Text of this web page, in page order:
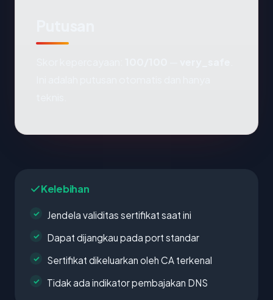
Kelebihan
Jendela validitas sertifikat saat ini
Dapat dijangkau pada port standar
Sertifikat dikeluarkan oleh CA terkenal
Tidak ada indikator pembajakan DNS